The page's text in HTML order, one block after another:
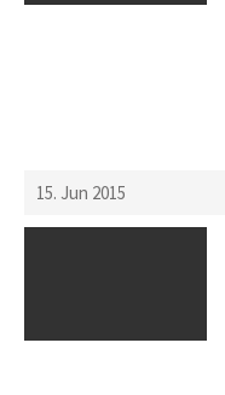
15. Jun 2015